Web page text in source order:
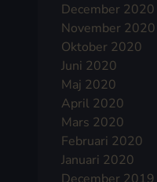
December 2020
November 2020
Oktober 2020
Juni 2020
Maj 2020
April 2020
Mars 2020
Februari 2020
Januari 2020